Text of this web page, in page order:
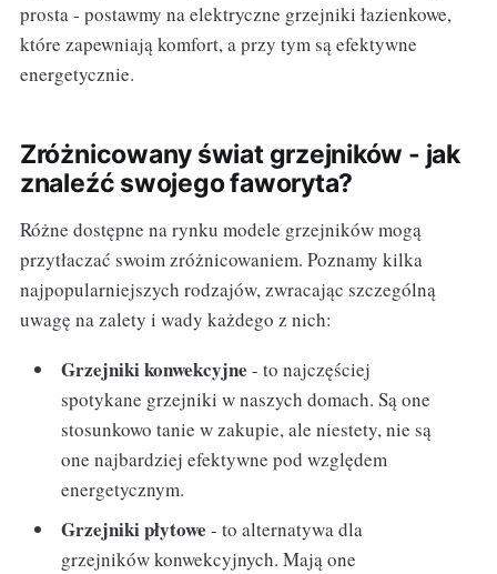
prosta - postawmy na elektryczne grzejniki łazienkowe,
które zapewniają komfort, a przy tym są efektywne
energetycznie.
Zróżnicowany świat grzejników - jak
znaleźć swojego faworyta?
Różne dostępne na rynku modele grzejników mogą
przytłaczać swoim zróżnicowaniem. Poznamy kilka
najpopularniejszych rodzajów, zwracając szczególną
uwagę na zalety i wady każdego z nich:
Grzejniki konwekcyjne - to najczęściej
spotykane grzejniki w naszych domach. Są one
stosunkowo tanie w zakupie, ale niestety, nie są
one najbardziej efektywne pod względem
energetycznym.
Grzejniki płytowe - to alternatywa dla
grzejników konwekcyjnych. Mają one